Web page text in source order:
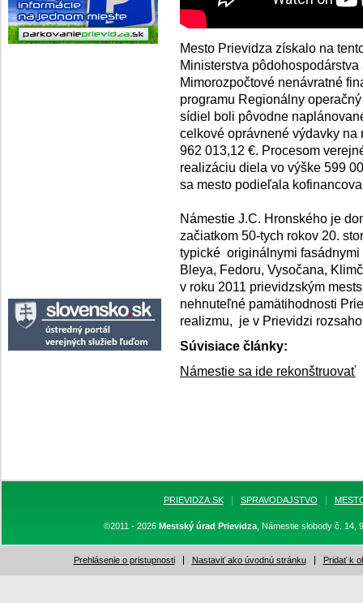
Mesto Prievidza získalo na
Ministerstva
Mimorozpočtové nenávratné
programu Regionálny
sídiel boli pôvodne
celkové oprávnené výdavky
962 013,12 €. Procesom
realizáciu diela vo výške 599
sa mesto podieľala
Námestie J.C. Hronského je
začiatkom 50-tych rokov 20.
typické originálnymi
Bleya, Fedoru, Vysočana,
v roku 2011 prievidzským
nehnuteľné pamätihodnosti
realizmu, je v Prievidzi
Súvisiace články:
Námestie sa ide rekonštruovať
PRIEVIDZA.SK SPRAVODAJSTVO
©2011 - 2026 Mestský úrad Prievidza, Námestie slobody č. 14,
Prehlásenie o pristupnosti Nastaviť ako úvodnú stránku Pridať k